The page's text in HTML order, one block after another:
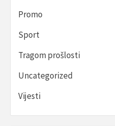
Promo
Sport
Tragom prošlosti
Uncategorized
Vijesti